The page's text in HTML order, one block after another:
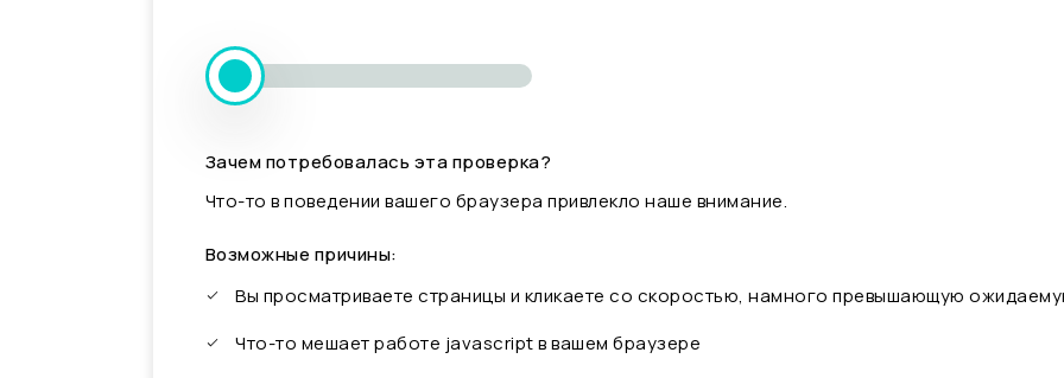
Зачем потребовалась эта проверка?
Что-то в поведении вашего браузера привлекло наше внимание.
Возможные причины:
Вы просматриваете страницы и кликаете со скоростью, намного превышающую
Что-то мешает работе javascript в вашем браузере